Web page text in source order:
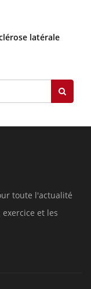
latérale
toute l'actualité
et les